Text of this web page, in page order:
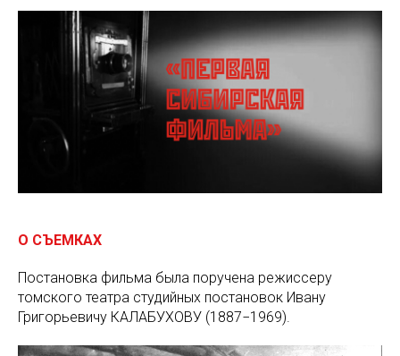
О СЪЕМКАХ
Постановка фильма была поручена режиссеру
томского театра студийных постановок Ивану
Григорьевичу КАЛАБУХОВУ (1887−1969).